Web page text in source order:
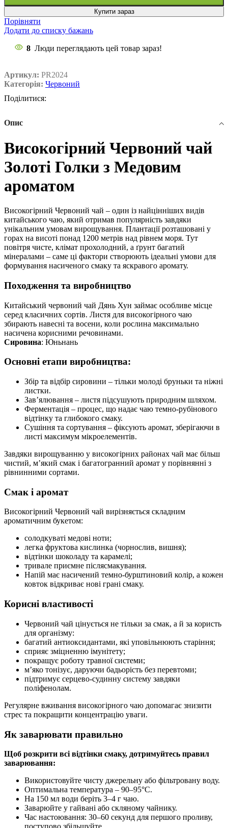
Купити зараз
Порівняти
Додати до списку бажань
8 Люди переглядають цей товар зараз!
Артикул: PR2024
Категорія: Червоний
Поділитися:
Опис
Високогірний Червоний чай
Золоті Голки з Медовим
ароматом
Високогірний Червоний чай – один із найцінніших видів
китайського чаю, який отримав популярність завдяки
унікальним умовам вирощування. Плантації розташовані у
горах на висоті понад 1200 метрів над рівнем моря. Тут
повітря чисте, клімат прохолодний, а ґрунт багатий
мінералами – саме ці фактори створюють ідеальні умови для
формування насиченого смаку та яскравого аромату.
Походження та виробництво
Китайський червоний чай Дянь Хун займає особливе місце
серед класичних сортів. Листя для високогірного чаю
збирають навесні та восени, коли рослина максимально
насичена корисними речовинами.
Сировина: Юньнань
Основні етапи виробництва:
Збір та відбір сировини – тільки молоді бруньки та ніжні
листки.
Зав’ялювання – листя підсушують природним шляхом.
Ферментація – процес, що надає чаю темно-рубінового
відтінку та глибокого смаку.
Сушіння та сортування – фіксують аромат, зберігаючи в
листі максимум мікроелементів.
Завдяки вирощуванню у високогірних районах чай має більш
чистий, м’який смак і багатогранний аромат у порівнянні з
рівнинними сортами.
Смак і аромат
Високогірний Червоний чай вирізняється складним
ароматичним букетом:
солодкуваті медові ноти;
легка фруктова кислинка (чорнослив, вишня);
відтінки шоколаду та карамелі;
тривале приємне післясмакування.
Напій має насичений темно-бурштиновий колір, а кожен
ковток відкриває нові грані смаку.
Корисні властивості
Червоний чай цінується не тільки за смак, а й за користь
для організму:
багатий антиоксидантами, які уповільнюють старіння;
сприяє зміцненню імунітету;
покращує роботу травної системи;
м’яко тонізує, даруючи бадьорість без перевтоми;
підтримує серцево-судинну систему завдяки
поліфенолам.
Регулярне вживання високогірного чаю допомагає знизити
стрес та покращити концентрацію уваги.
Як заварювати правильно
Щоб розкрити всі відтінки смаку, дотримуйтесь правил
заварювання:
Використовуйте чисту джерельну або фільтровану воду.
Оптимальна температура – 90–95°C.
На 150 мл води беріть 3–4 г чаю.
Заварюйте у гайвані або скляному чайнику.
Час настоювання: 30–60 секунд для першого проливу,